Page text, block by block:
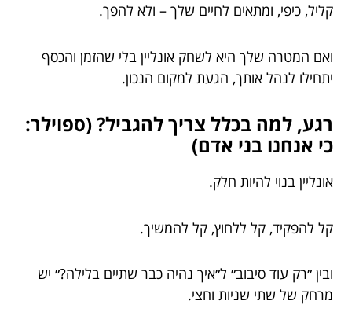
קליל, כיפי, ומתאים לחיים שלך – ולא להפך.
ואם המטרה שלך היא לשחק אונליין בלי שהזמן והכסף
יתחילו לנהל אותך, הגעת למקום הנכון.
רגע, למה בכלל צריך להגביל? (ספוילר:
כי אנחנו בני אדם)
אונליין בנוי להיות חלק.
קל להפקיד, קל ללחוץ, קל להמשיך.
ובין ״רק עוד סיבוב״ ל״איך נהיה כבר שתיים בלילה?״ יש
מרחק של שתי שניות וחצי.